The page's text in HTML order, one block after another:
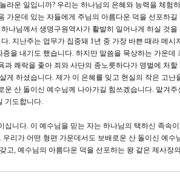
운 일입니까? 우리는 하나님의 은혜와 능력을 체험
가운데 있는 자들에게 주님의 아름다운 덕을 선포하
나님께서 생명구원역사가 활발히 일어나게 하실 것을
. 지난주는 업무가 집중돼 1년 중 가장 바쁜 때라 메시
을 내기도 했습니다. 하지만 말씀을 묵상하는 가운데
쾌락을 좇아 죄와 사단의 종노릇하다가 영벌에 처할
게 하셨습니다. 제가 이 은혜를 잊고 현실의 작은 고난
산 돌이신 예수님께 나아가길 힘쓰겠습니다. 맡겨
기도합니다.
니다. 이 예수님을 믿는 자는 하나님의 택하신 족속이
리가 어떤 형편 가운데서도 보배로운 산 돌이신 예수
, 예수님의 아름다운 덕을 선포하는 왕 같은 제사장